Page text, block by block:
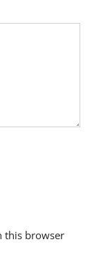
this browser